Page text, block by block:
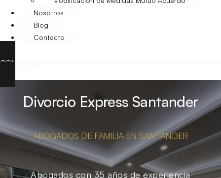
Nosotros
Blog
Contacto
CONTACTO
Divorcio Express Santander
ABOGADOS DE FAMILIA EN SANTANDER
Abogados con 35 años de experiencia